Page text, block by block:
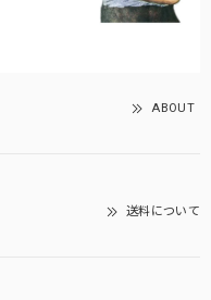
ABOUT
送料について